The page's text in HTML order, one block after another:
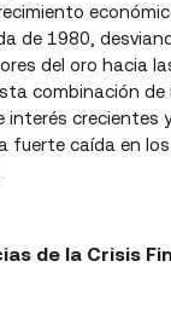
de 1980,
del oro hacia
combinación de
interés crecientes
fuerte caída en
de la Crisis